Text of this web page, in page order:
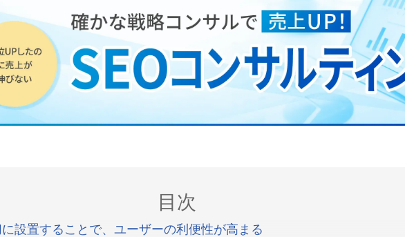
目次
に設置することで、ユーザーの利便性が高まる